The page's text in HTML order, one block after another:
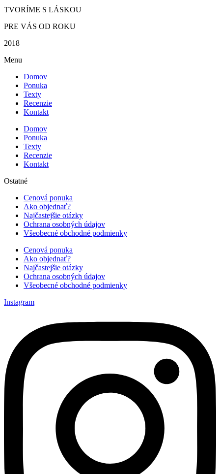
TVORÍME S LÁSKOU
PRE VÁS OD ROKU
2018
Menu
Domov
Ponuka
Texty
Recenzie
Kontakt
Domov
Ponuka
Texty
Recenzie
Kontakt
Ostatné
Cenová ponuka
Ako objednať?
Najčastejšie otázky
Ochrana osobných údajov
Všeobecné obchodné podmienky
Cenová ponuka
Ako objednať?
Najčastejšie otázky
Ochrana osobných údajov
Všeobecné obchodné podmienky
Instagram